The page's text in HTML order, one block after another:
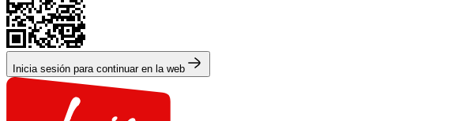
Inicia sesión para continuar en la web